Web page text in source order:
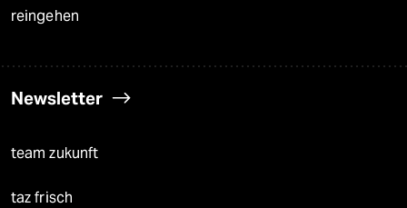
reingehen
Newsletter
team zukunft
taz frisch